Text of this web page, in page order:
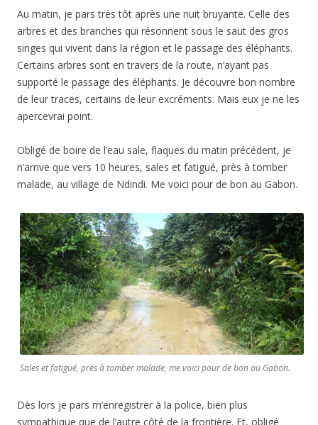
Au matin, je pars très tôt après une nuit bruyante. Celle des
arbres et des branches qui résonnent sous le saut des gros
singes qui vivent dans la région et le passage des éléphants.
Certains arbres sont en travers de la route, n’ayant pas
supporté le passage des éléphants. Je découvre bon nombre
de leur traces, certains de leur excréments. Mais eux je ne les
apercevrai point.
Obligé de boire de l’eau sale, flaques du matin précédent, je
n’arrive que vers 10 heures, sales et fatigué, près à tomber
malade, au village de Ndindi. Me voici pour de bon au Gabon.
Sales et fatigué, près à tomber malade, me voici pour de bon au Gabon.
Dès lors je pars m’enregistrer à la police, bien plus
sympathique que de l’autre côté de la frontière. Et, obligé